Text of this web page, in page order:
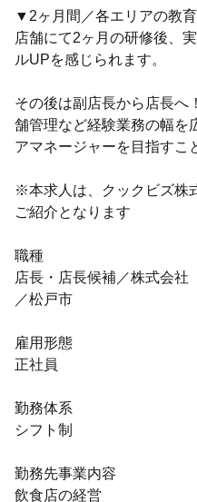
▼2ヶ月間／各エリアの教
店舗にて2ヶ月の研修後、
ルUPを感じられます。
その後は副店長から店長へ
舗管理など経験業務の幅を
アマネージャーを目指すこ
※本求人は、クックビズ株
ご紹介となります
職種
店長・店長候補／株式会社
／松戸市
雇用形態
正社員
勤務体系
シフト制
勤務先事業内容
飲食店の経営